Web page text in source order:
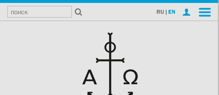
RU | EN